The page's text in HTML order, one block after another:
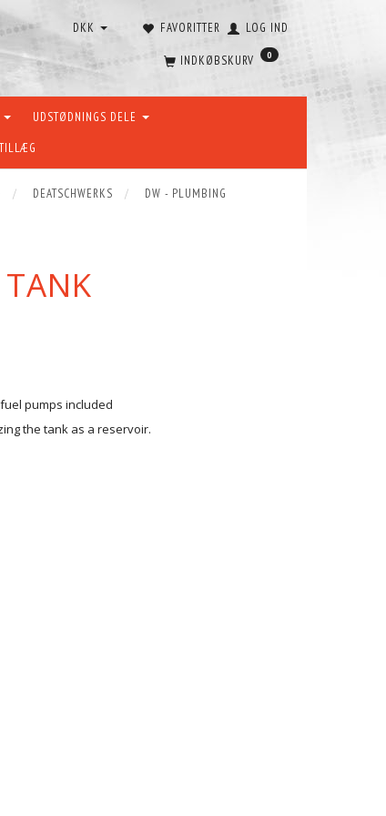
FAVORITTER LOG IND
DKK
INDKØBSKURV 0
UDSTØDNINGS DELE
DEATSCHWERKS
DW - PLUMBING
pumps included
the tank as a reservoir.